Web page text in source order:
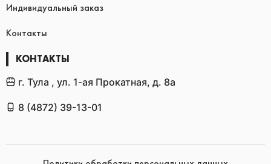
Индивидуальный заказ
Контакты
КОНТАКТЫ
г. Тула , ул. 1-ая Прокатная, д. 8а
8 (4872) 39-13-01